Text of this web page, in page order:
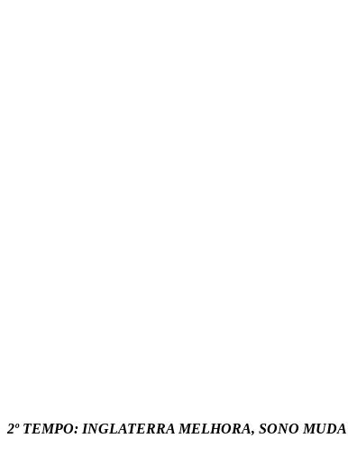
2º TEMPO: INGLATERRA MELHORA, SONO